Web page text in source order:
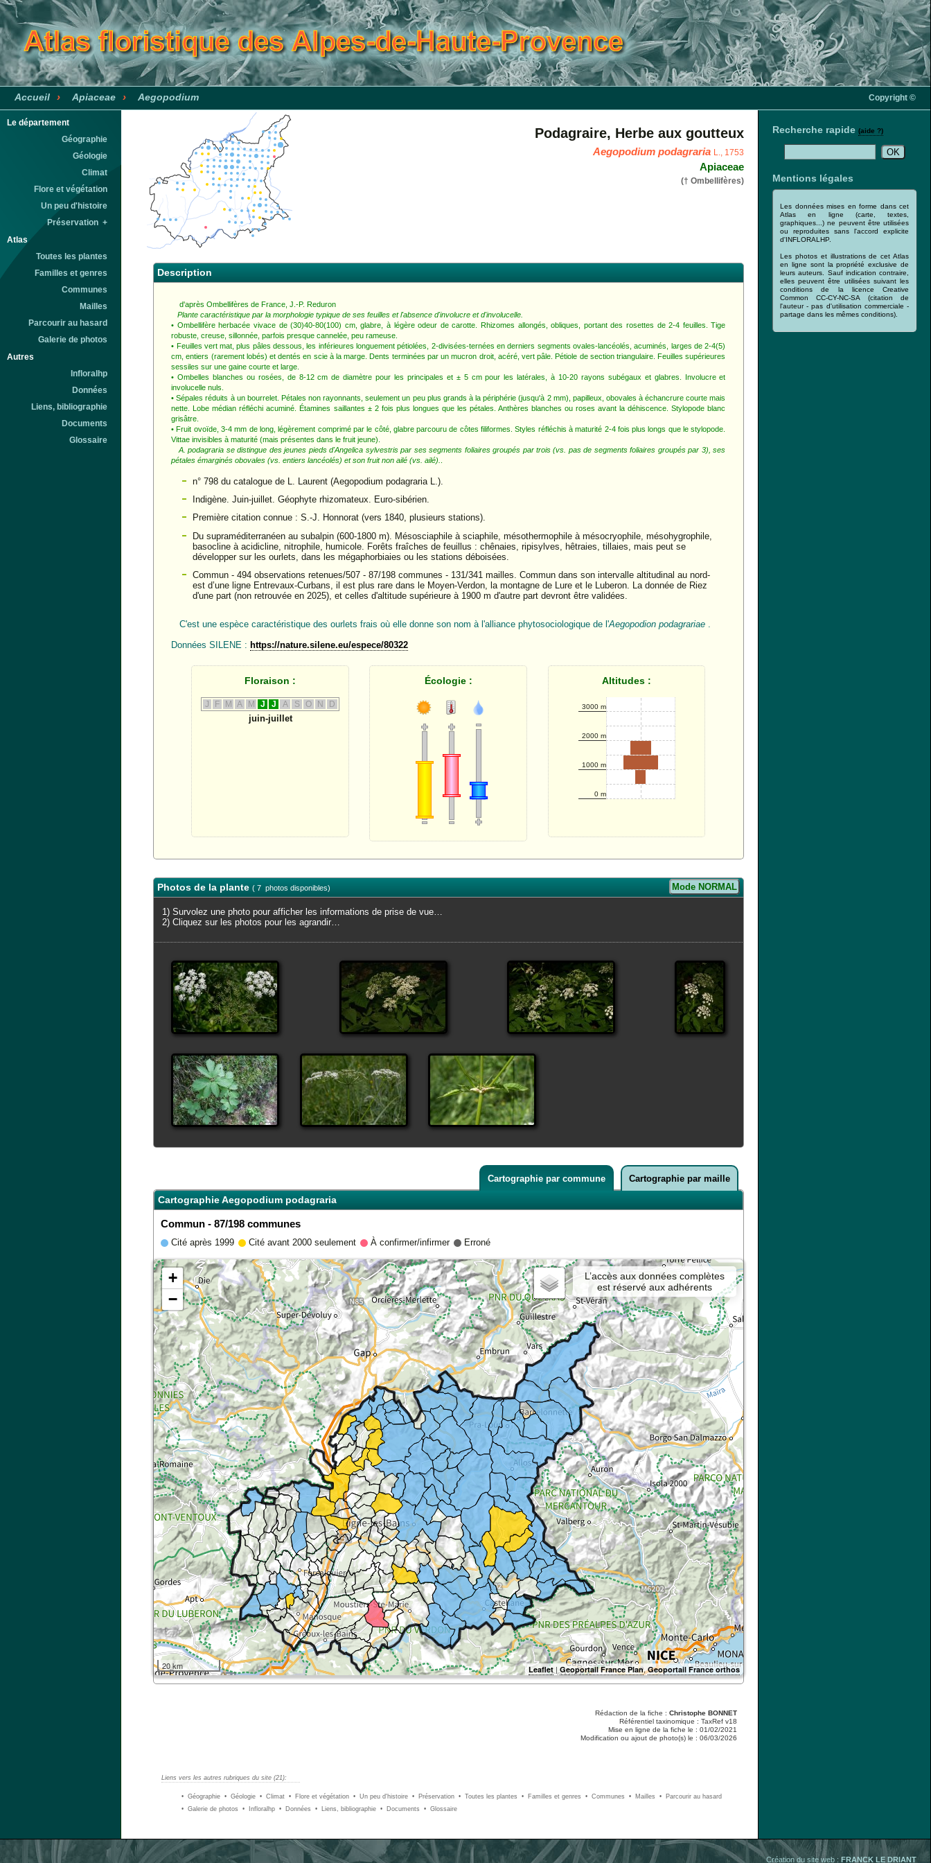
Accueil › Apiaceae › Aegopodium Copyright ©
Le département
Géographie
Géologie
Climat
Flore et végétation
Un peu d'histoire
Préservation +
Atlas
Toutes les plantes
Familles et genres
Communes
Mailles
Parcourir au hasard
Galerie de photos
Autres
Infloralhp
Données
Liens, bibliographie
Documents
Glossaire
Recherche rapide (aide ?)
Mentions légales
Les données mises en forme dans cet
Atlas en ligne (carte, textes,
graphiques...) ne peuvent être utilisées
ou reproduites sans l'accord explicite
d'INFLORALHP.
Les photos et illustrations de cet Atlas
en ligne sont la propriété exclusive de
leurs auteurs. Sauf indication contraire,
elles peuvent être utilisées suivant les
conditions de la licence Creative
Common CC-CY-NC-SA (citation de
l'auteur - pas d'utilisation commerciale -
partage dans les mêmes conditions).
Podagraire, Herbe aux goutteux
Aegopodium podagraria L., 1753
Apiaceae
(† Ombellifères)
Description
d'après Ombellifères de France, J.-P. Reduron
Plante caractéristique par la morphologie typique de ses feuilles et l'absence d'involucre et d'involucelle.
• Ombellifère herbacée vivace de (30)40-80(100) cm, glabre, à légère odeur de carotte. Rhizomes allongés, obliques, portant des rosettes de 2-4 feuilles. Tige
robuste, creuse, sillonnée, parfois presque cannelée, peu rameuse.
• Feuilles vert mat, plus pâles dessous, les inférieures longuement pétiolées, 2-divisées-ternées en derniers segments ovales-lancéolés, acuminés, larges de 2-4(5)
cm, entiers (rarement lobés) et dentés en scie à la marge. Dents terminées par un mucron droit, acéré, vert pâle. Pétiole de section triangulaire. Feuilles supérieures
sessiles sur une gaine courte et large.
• Ombelles blanches ou rosées, de 8-12 cm de diamètre pour les principales et ± 5 cm pour les latérales, à 10-20 rayons subégaux et glabres. Involucre et
involucelle nuls.
• Sépales réduits à un bourrelet. Pétales non rayonnants, seulement un peu plus grands à la périphérie (jusqu'à 2 mm), papilleux, obovales à échancrure courte mais
nette. Lobe médian réfléchi acuminé. Étamines saillantes ± 2 fois plus longues que les pétales. Anthères blanches ou roses avant la déhiscence. Stylopode blanc
grisâtre.
• Fruit ovoïde, 3-4 mm de long, légèrement comprimé par le côté, glabre parcouru de côtes filiformes. Styles réfléchis à maturité 2-4 fois plus longs que le stylopode.
Vittae invisibles à maturité (mais présentes dans le fruit jeune).
A. podagraria se distingue des jeunes pieds d'Angelica sylvestris par ses segments foliaires groupés par trois (vs. pas de segments foliaires groupés par 3), ses
pétales émarginés obovales (vs. entiers lancéolés) et son fruit non ailé (vs. ailé).
n° 798 du catalogue de L. Laurent (Aegopodium podagraria L.).
Indigène. Juin-juillet. Géophyte rhizomateux. Euro-sibérien.
Première citation connue : S.-J. Honnorat (vers 1840, plusieurs stations).
Du supraméditerranéen au subalpin (600-1800 m). Mésosciaphile à sciaphile, mésothermophile à mésocryophile, mésohygrophile,
basocline à acidicline, nitrophile, humicole. Forêts fraîches de feuillus : chênaies, ripisylves, hêtraies, tillaies, mais peut se
développer sur les ourlets, dans les mégaphorbiaies ou les stations déboisées.
Commun - 494 observations retenues/507 - 87/198 communes - 131/341 mailles. Commun dans son intervalle altitudinal au nord-
est d’une ligne Entrevaux-Curbans, il est plus rare dans le Moyen-Verdon, la montagne de Lure et le Luberon. La donnée de Riez
d'une part (non retrouvée en 2025), et celles d'altitude supérieure à 1900 m d'autre part devront être validées.
C'est une espèce caractéristique des ourlets frais où elle donne son nom à l'alliance phytosociologique de l'Aegopodion podagrariae
Données SILENE : https://nature.silene.eu/espece/80322
Floraison :
J F M A M J J A S O N D
juin-juillet
Écologie : Altitudes :
3000 m
2000 m
1000 m
0 m
Mode NORMAL
Photos de la plante ( 7 photos disponibles)
1) Survolez une photo pour afficher les informations de prise de vue…
2) Cliquez sur les photos pour les agrandir…
Cartographie par commune Cartographie par maille
Cartographie Aegopodium podagraria
Commun - 87/198 communes
Cité après 1999 Cité avant 2000 seulement À confirmer/infirmer Erroné
+
−
L’accès aux données complètes
est réservé aux adhérents
20 km Leaflet | Geoportail France Plan,Geoportail France orthos
Rédaction de la fiche : Christophe BONNET
Référentiel taxinomique : TaxRef v18
Mise en ligne de la fiche le : 01/02/2021
Modification ou ajout de photo(s) le : 06/03/2026
Liens vers les autres rubriques du site (21):
• Géographie • Géologie • Climat • Flore et végétation • Un peu d'histoire • Préservation • Toutes les plantes • Familles et genres • Communes • Mailles
• Parcourir au hasard
• Galerie de photos
• Infloralhp • Données • Liens, bibliographie • Documents • Glossaire
Création du site web : FRANCK LE DRIANT